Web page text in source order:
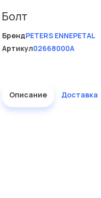
Болт
БрендPETERS ENNEPETAL
Артикул02668000A
Описание Доставка